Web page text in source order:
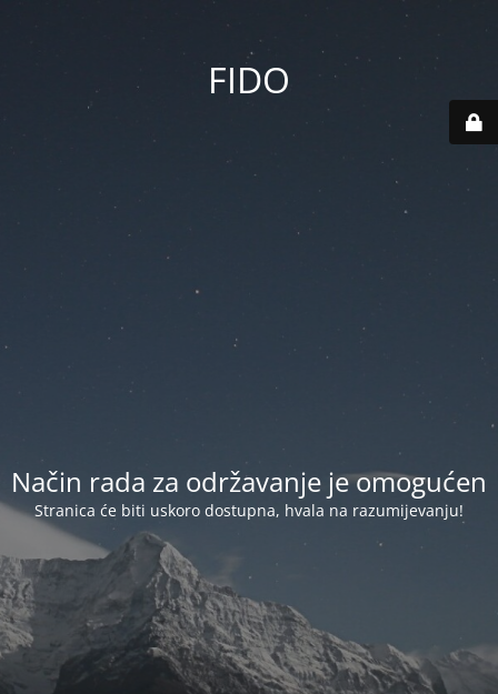
FIDO
Način rada za održavanje je omogućen
Stranica će biti uskoro dostupna, hvala na razumijevanju!